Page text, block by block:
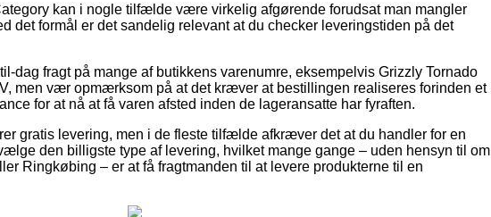
kan i nogle tilfælde være virkelig afgørende forudsat man mangler
det formål er det sandelig relevant at du checker leveringstiden på det
dag fragt på mange af butikkens varenumre, eksempelvis Grizzly Tornado
men vær opmærksom på at det kræver at bestillingen realiseres forinden et
for at nå at få varen afsted inden de lageransatte har fyraften.
gratis levering, men i de fleste tilfælde afkræver det at du handler for en
den billigste type af levering, hvilket mange gange – uden hensyn til om
Ringkøbing – er at få fragtmanden til at levere produkterne til en